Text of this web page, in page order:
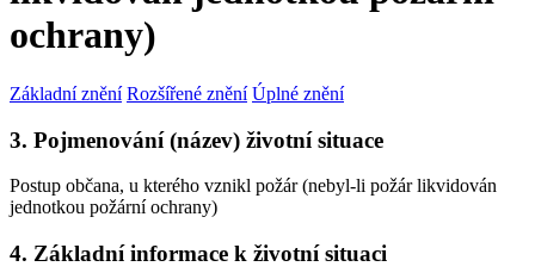
ochrany)
Základní znění Rozšířené znění Úplné znění
3. Pojmenování (název) životní situace
Postup občana, u kterého vznikl požár (nebyl-li požár likvidován
jednotkou požární ochrany)
4. Základní informace k životní situaci